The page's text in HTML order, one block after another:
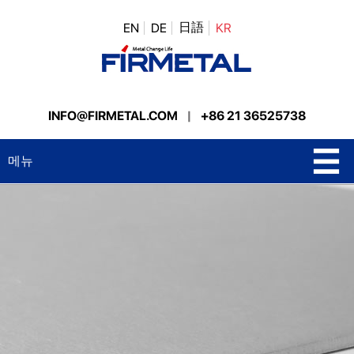
EN DE 日語 KR
INFO@FIRMETAL.COM | +86 21 36525738
메뉴